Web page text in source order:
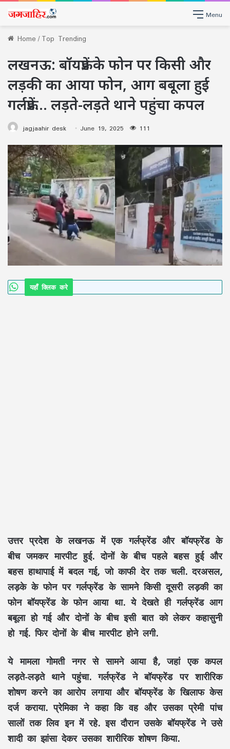
Menu
Home/Top Trending
लखनऊ: बॉयफ्रेंड के फोन पर किसी और
लड़की का आया फोन, आग बबूला हुई
गर्लफ्रेंड… लड़ते-लड़ते थाने पहुंचा कपल
jagjaahir desk June 19, 2025 111
यहाँ क्लिक करे
उत्तर प्रदेश के लखनऊ में एक गर्लफ्रेंड और बॉयफ्रेंड के
बीच जमकर मारपीट हुई. दोनों के बीच पहले बहस हुई और
बहस हाथापाई में बदल गई, जो काफी देर तक चली. दरअसल,
लड़के के फोन पर गर्लफ्रेंड के सामने किसी दूसरी लड़की का
फोन बॉयफ्रेंड के फोन आया था. ये देखते ही गर्लफ्रेंड आग
बबूला हो गई और दोनों के बीच इसी बात को लेकर कहासुनी
हो गई. फिर दोनों के बीच मारपीट होने लगी.
ये मामला गोमती नगर से सामने आया है, जहां एक कपल
लड़ते-लड़ते थाने पहुंचा. गर्लफ्रेंड ने बॉयफ्रेंड पर शारीरिक
शोषण करने का आरोप लगाया और बॉयफ्रेंड के खिलाफ केस
दर्ज कराया. प्रेमिका ने कहा कि वह और उसका प्रेमी पांच
सालों तक लिव इन में रहे. इस दौरान उसके बॉयफ्रेंड ने उसे
शादी का झांसा देकर उसका शारीरिक शोषण किया.